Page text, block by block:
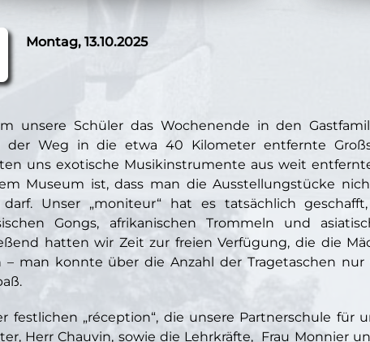
Montag, 13.10.2025
unsere Schüler das Wochenende in den
der Weg in die etwa 40 Kilometer entfernte
uns exotische Musikinstrumente aus weit
Museum ist, dass man die Ausstellungstücke
darf. Unser „moniteur“ hat es tatsächlich
Gongs, afrikanischen Trommeln und
hatten wir Zeit zur freien Verfügung, die die
– man konnte über die Anzahl der Tragetaschen
festlichen „réception“, die unsere Partnerschule
Herr Chauvin, sowie die Lehrkräfte, Frau Monnier